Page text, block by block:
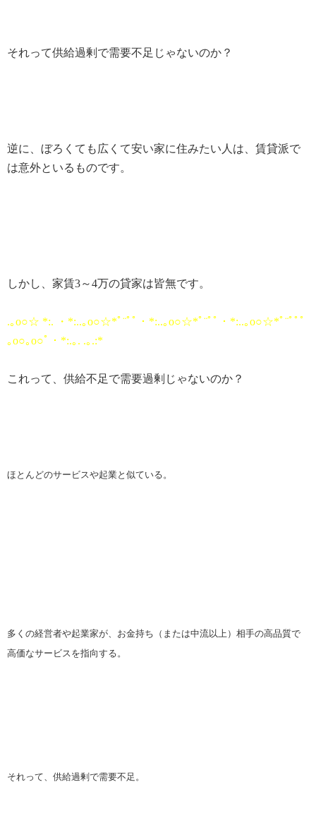
それって供給過剰で需要不足じゃないのか？
逆に、ぼろくても広くて安い家に住みたい人は、賃貸派で
は意外といるものです。
しかし、家賃3～4万の貸家は皆無です。
.｡o○☆ *:. ・*:..｡o○☆*ﾟ¨ﾟﾟ・*:..｡o○☆*ﾟ¨ﾟﾟ・*:..｡o○☆*ﾟ¨ﾟﾟﾟ
｡o○｡o○ﾟ・*:.｡. .｡.:*
これって、供給不足で需要過剰じゃないのか？
ほとんどのサービスや起業と似ている。
多くの経営者や起業家が、お金持ち（または中流以上）相手の高品質で
高価なサービスを指向する。
それって、供給過剰で需要不足。